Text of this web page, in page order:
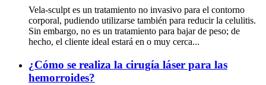
Vela-sculpt es un tratamiento no invasivo para el contorno
corporal, pudiendo utilizarse también para reducir la celulitis.
Sin embargo, no es un tratamiento para bajar de peso; de
hecho, el cliente ideal estará en o muy cerca...
¿Cómo se realiza la cirugía láser para las
hemorroides?